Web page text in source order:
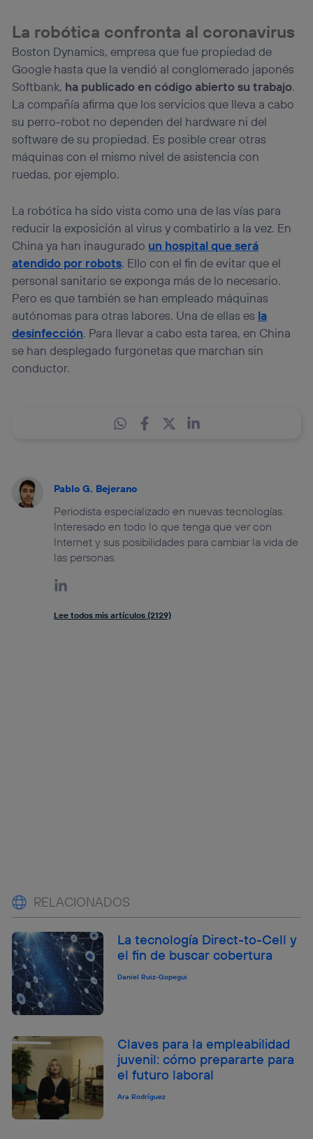
La robótica confronta al coronavirus
Boston Dynamics, empresa que fue propiedad de
Google hasta que la vendió al conglomerado japonés
Softbank, ha publicado en código abierto su trabajo.
La compañía afirma que los servicios que lleva a cabo
su perro-robot no dependen del hardware ni del
software de su propiedad. Es posible crear otras
máquinas con el mismo nivel de asistencia con
ruedas, por ejemplo.
La robótica ha sido vista como una de las vías para
reducir la exposición al virus y combatirlo a la vez. En
China ya han inaugurado un hospital que será
atendido por robots. Ello con el fin de evitar que el
personal sanitario se exponga más de lo necesario.
Pero es que también se han empleado máquinas
autónomas para otras labores. Una de ellas es la
desinfección. Para llevar a cabo esta tarea, en China
se han desplegado furgonetas que marchan sin
conductor.
Pablo G. Bejerano
Periodista especializado en nuevas tecnologías.
Interesado en todo lo que tenga que ver con
Internet y sus posibilidades para cambiar la vida de
las personas.
Lee todos mis artículos (2129)
RELACIONADOS
La tecnología Direct-to-Cell y
el fin de buscar cobertura
Daniel Ruiz-Gopegui
Claves para la empleabilidad
juvenil: cómo prepararte para
el futuro laboral
Ara Rodríguez